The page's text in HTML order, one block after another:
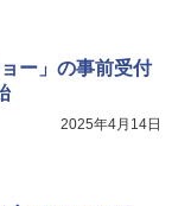
ー」の事前受付
2025年4月14日